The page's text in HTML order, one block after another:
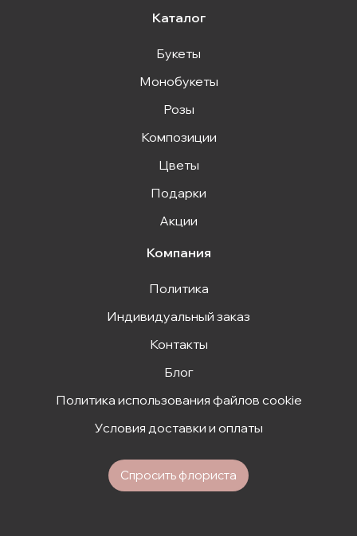
Каталог
Букеты
Монобукеты
Розы
Композиции
Цветы
Подарки
Акции
Компания
Политика
Индивидуальный заказ
Контакты
Блог
Политика использования файлов cookie
Условия доставки и оплаты
Спросить флориста